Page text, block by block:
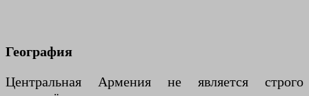
География
Центральная Армения не является строго